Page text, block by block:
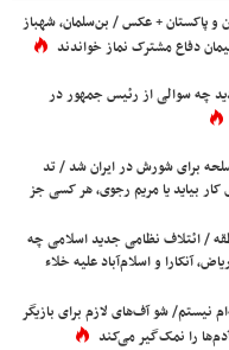
و پاکستان + عکس / بن‌سلمان، شهباز
دفاع مشترک نماز خواندند
چه سوالی از رئیس جمهور در
برای شورش در ایران شد / تد
بیاید یا مریم رجوی، هر کسی جز
/ ائتلاف نظامی جدید اسلامی چه
آنکارا و اسلام‌آباد علیه خلاء
نیستم/ شو آف‌های لازم برای بازیگر
را نمک‌گیر می‌کند